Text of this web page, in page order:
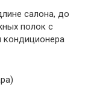
салона, до
полок с
кондиционера